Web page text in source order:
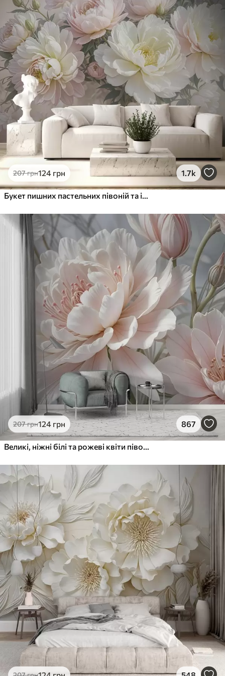
Стандарт
831499грн /м²
Преміум
1066640грн/м²
Преміум Вініл
1216 грн/м²
Peel and Stick
1458875
207грн124 грн 1.7k
207грн124 грн 867